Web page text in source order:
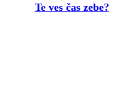
Te ves čas zebe?